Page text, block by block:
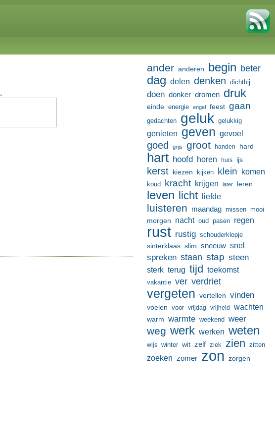
.
ander anderen begin beter
dag delen denken dichtbij
doen donker dromen druk
einde energie engel feest gaan
gedachten geluk gelukkig
genieten geven gevoel
goed grijs groot handen hard
hart hoofd horen huis ijs
kerst kiezen kijken klein komen
koud kracht krijgen later leren
leven licht liefde
luisteren maandag missen mooi
morgen nacht oud pasen regen
rust rustig schouderklopje
sinterklaas slim sneeuw snel
spreken staan stap steen
sterk terug tijd toekomst
vakantie ver verdriet
vergeten vertellen vinden
voelen voor vrijdag vrijheid wachten
warm warmte weekend weer
weg werk werken weten
wijs winter wit zelf ziek zien zitten
zoeken zomer zon zorgen